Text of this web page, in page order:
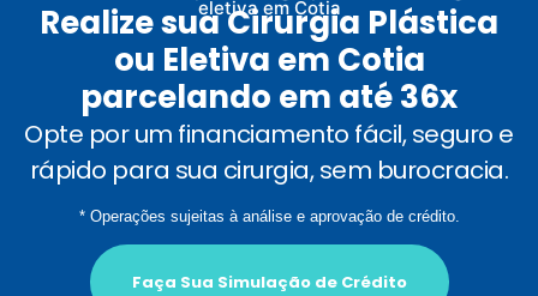
eletiva em Cotia
Realize sua Cirurgia Plástica
ou Eletiva em Cotia
parcelando em até 36x
Opte por um financiamento fácil, seguro e
rápido para sua cirurgia, sem burocracia.
* Operações sujeitas à análise e aprovação de crédito.
Faça Sua Simulação de Crédito